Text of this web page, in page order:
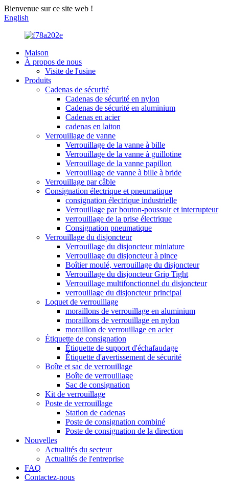
Bienvenue sur ce site web !
English
Maison
À propos de nous
Visite de l'usine
Produits
Cadenas de sécurité
Cadenas de sécurité en nylon
Cadenas de sécurité en aluminium
Cadenas en acier
cadenas en laiton
Verrouillage de vanne
Verrouillage de la vanne à bille
Verrouillage de la vanne à guillotine
Verrouillage de la vanne papillon
Verrouillage de vanne à bille à bride
Verrouillage par câble
Consignation électrique et pneumatique
consignation électrique industrielle
Verrouillage par bouton-poussoir et interrupteur
verrouillage de la prise électrique
Consignation pneumatique
Verrouillage du disjoncteur
Verrouillage du disjoncteur miniature
Verrouillage du disjoncteur à pince
Boîtier moulé, verrouillage du disjoncteur
Verrouillage du disjoncteur Grip Tight
Verrouillage multifonctionnel du disjoncteur
verrouillage du disjoncteur principal
Loquet de verrouillage
moraillons de verrouillage en aluminium
moraillons de verrouillage en nylon
moraillon de verrouillage en acier
Étiquette de consignation
Étiquette de support d'échafaudage
Étiquette d'avertissement de sécurité
Boîte et sac de verrouillage
Boîte de verrouillage
Sac de consignation
Kit de verrouillage
Poste de verrouillage
Station de cadenas
Poste de consignation combiné
Poste de consignation de la direction
Nouvelles
Actualités du secteur
Actualités de l'entreprise
FAQ
Contactez-nous